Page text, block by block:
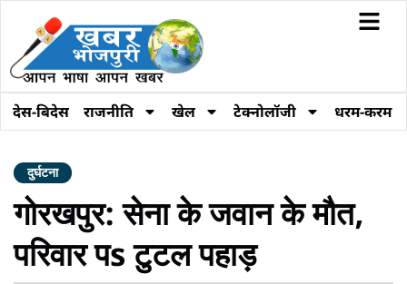
देस-बिदेस राजनीति खेल टेक्नोलॉजी धरम-करम
दुर्घटना
गोरखपुर: सेना के जवान के मौत,
परिवार पs टुटल पहाड़